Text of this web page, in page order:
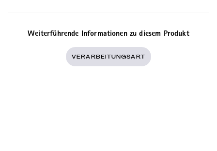
Weiterführende Informationen zu diesem Produkt
VERARBEITUNGSART